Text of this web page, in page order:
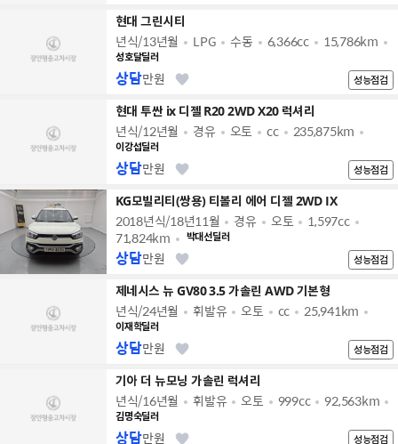
현대 그린시티
년식/13년월 LPG 수동 6,366cc 15,786km
성호달딜러
성능점검
상담만원
현대 투싼 ix 디젤 R20 2WD X20 럭셔리
년식/12년월 경유 오토 cc 235,875km
이강섭딜러
성능점검
상담만원
KG모빌리티(쌍용) 티볼리 에어 디젤 2WD IX
2018년식/18년11월 경유 오토
1,597cc
71,824km
박대선딜러
성능점검
상담만원
제네시스 뉴 GV80 3.5 가솔린 AWD 기본형
년식/24년월 휘발유 오토 cc 25,941km
이재학딜러
성능점검
상담만원
기아 더 뉴모닝 가솔린 럭셔리
년식/16년월 휘발유 오토 999cc 92,563km
김명숙딜러
성능점검
상담만원